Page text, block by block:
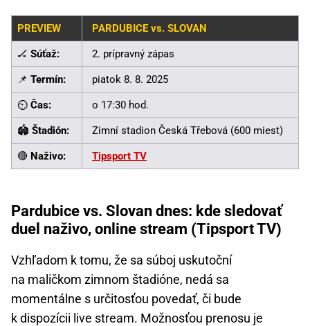
PREVIEW PARDUBICE vs. SLOVAN
🏒 Súťaž: 2. prípravný zápas
📌 Termín: piatok 8. 8. 2025
⏲️ Čas: o 17:30 hod.
🏟️ Štadión: Zimní stadion Česká Třebová (600 miest)
🔴 Naživo: Tipsport TV
Pardubice vs. Slovan dnes: kde sledovať
duel naživo, online stream (Tipsport TV)
Vzhľadom k tomu, že sa súboj uskutoční
na maličkom zimnom štadióne, nedá sa
momentálne s určitosťou povedať, či bude
k dispozícii live stream. Možnosťou prenosu je